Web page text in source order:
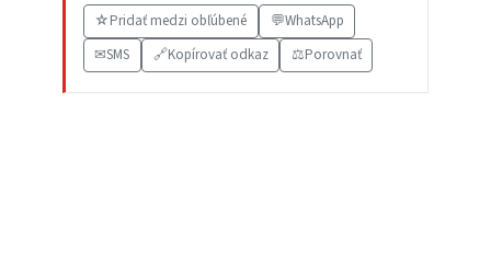
☆Pridať medzi obľúbené 💬WhatsApp
✉SMS 🔗Kopírovať odkaz ⚖️Porovnať